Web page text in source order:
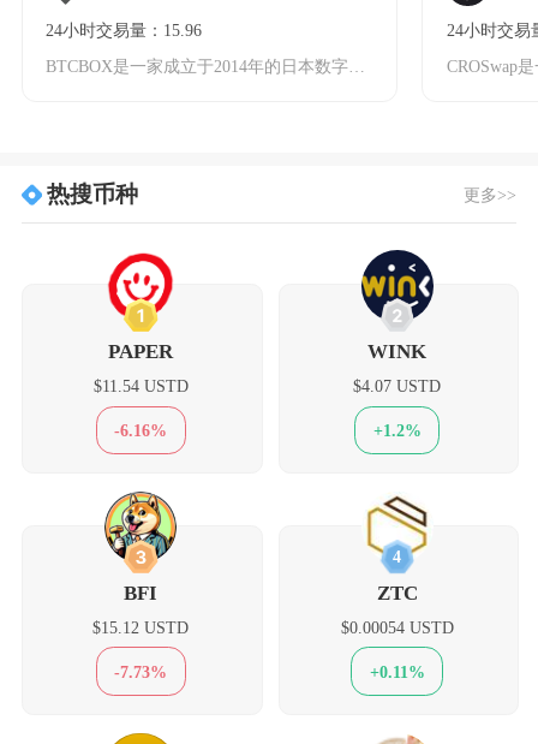
24小时交易量：15.96
BTCBOX是一家成立于2014年的日本数字货币交易平台，专注于为亚洲市场提供安全可靠的加
24小时交易
热搜币种 更多>>
1
PAPER
$11.54 USTD
-6.16%
2
WINK
$4.07 USTD
+1.2%
3
BFI
$15.12 USTD
-7.73%
4
ZTC
$0.00054 USTD
+0.11%